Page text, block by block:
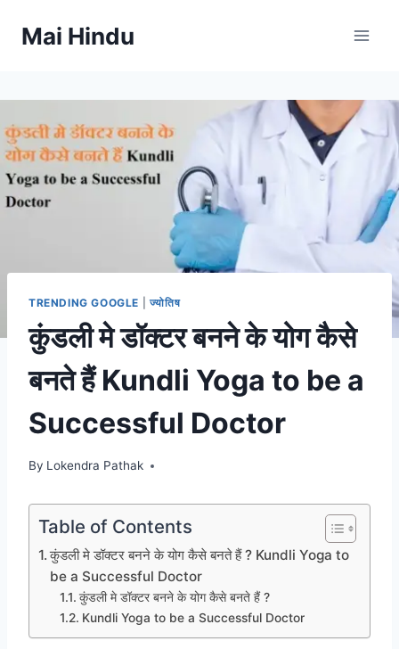
Mai Hindu
TRENDING GOOGLE ज्योतिष
कुंडली मे डॉक्टर बनने के योग कैसे
बनते हैं Kundli Yoga to be a
Successful Doctor
By Lokendra Pathak
Table of Contents
कुंडली मे डॉक्टर बनने के योग कैसे बनते हैं ? Kundli Yoga to
be a Successful Doctor
कुंडली मे डॉक्टर बनने के योग कैसे बनते हैं ?
Kundli Yoga to be a Successful Doctor